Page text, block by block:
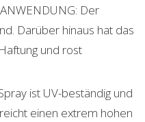
Der
Darüber hinaus hat das
und rost
ist UV-beständig und
einen extrem hohen